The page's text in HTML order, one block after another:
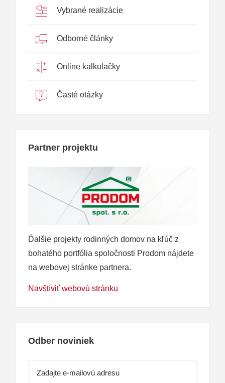
Vybrané realizácie
Odborné články
Online kalkulačky
Časté otázky
Partner projektu
Ďalšie projekty rodinných domov na kľúč z
bohatého portfólia spoločnosti Prodom nájdete
na webovej stránke partnera.
Navštíviť webovú stránku
Odber noviniek